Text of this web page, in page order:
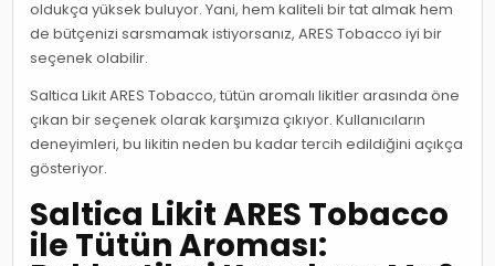
oldukça yüksek buluyor. Yani, hem kaliteli bir tat almak hem
de bütçenizi sarsmamak istiyorsanız, ARES Tobacco iyi bir
seçenek olabilir.
Saltica Likit ARES Tobacco, tütün aromalı likitler arasında öne
çıkan bir seçenek olarak karşımıza çıkıyor. Kullanıcıların
deneyimleri, bu likitin neden bu kadar tercih edildiğini açıkça
gösteriyor.
Saltica Likit ARES Tobacco
ile Tütün Aroması: